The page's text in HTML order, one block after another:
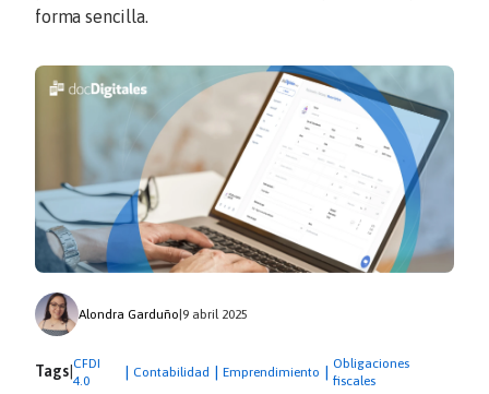
Comunicados
forma sencilla.
Alondra Garduño 9 abril 2025
Tags CFDI
4.0
| Contabilidad | Emprendimiento | Obligaciones
fiscales